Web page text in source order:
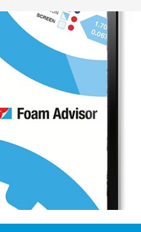
szalag tökéletes
nyomtatási eredmények
Önhöz a jelenlegi